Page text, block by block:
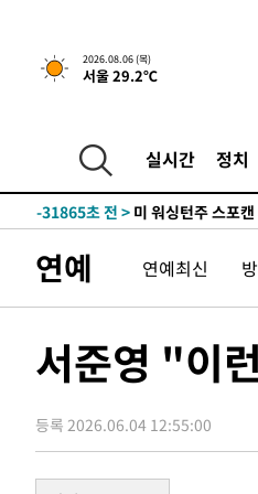
2026.08.06 (목)
서울 29.2℃
실시간 정치
-6944초 전 >
인
-31865초 전 > 미 워싱턴주 스포
우 0.49%↑
-22393초 전 >
[속보] 이란 대통
-6944초 전 >[속보] "이란-오만,
-24038초 전 >[속보] 호르무즈 해
취임 3년 인터뷰
-6944초 전 >[속보] "이란-오만,
인
연예 연예최신
서준영 "이
등록 2026.06.04 12:55:00